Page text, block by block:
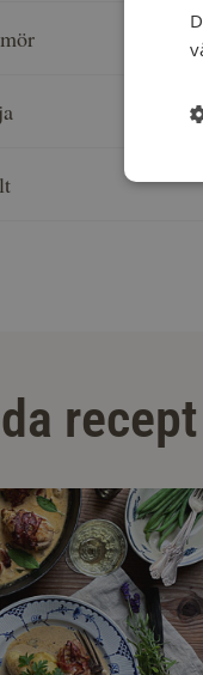
recept